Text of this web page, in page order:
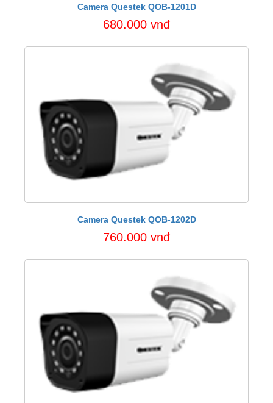
Camera Questek QOB-1201D
680.000 vnđ
Camera Questek QOB-1202D
760.000 vnđ